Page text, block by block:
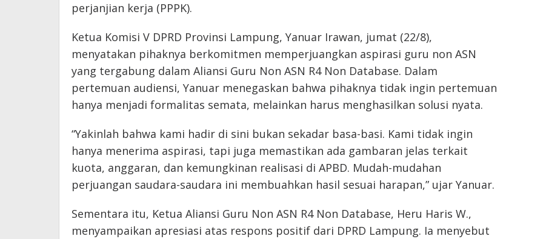
perjanjian kerja (PPPK).
Ketua Komisi V DPRD Provinsi Lampung, Yanuar Irawan, jumat (22/8),
menyatakan pihaknya berkomitmen memperjuangkan aspirasi guru non ASN
yang tergabung dalam Aliansi Guru Non ASN R4 Non Database. Dalam
pertemuan audiensi, Yanuar menegaskan bahwa pihaknya tidak ingin pertemuan
hanya menjadi formalitas semata, melainkan harus menghasilkan solusi nyata.
“Yakinlah bahwa kami hadir di sini bukan sekadar basa-basi. Kami tidak ingin
hanya menerima aspirasi, tapi juga memastikan ada gambaran jelas terkait
kuota, anggaran, dan kemungkinan realisasi di APBD. Mudah-mudahan
perjuangan saudara-saudara ini membuahkan hasil sesuai harapan,” ujar Yanuar.
Sementara itu, Ketua Aliansi Guru Non ASN R4 Non Database, Heru Haris W.,
menyampaikan apresiasi atas respons positif dari DPRD Lampung. Ia menyebut